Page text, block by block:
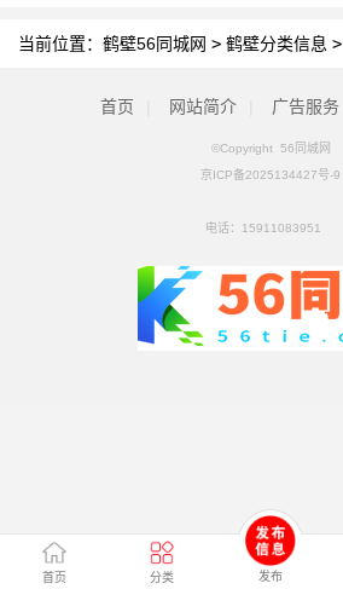
首页 分类 发布
当前位置： 鹤壁56同城网 > 鹤壁分类信息 >
首页 网站简介 广告服务
©Copyright 56同城网
京ICP备2025134427号-9
电话： 15911083951